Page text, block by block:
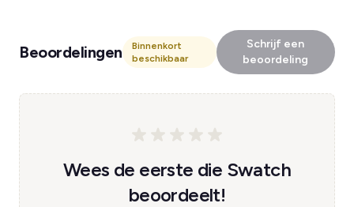
Beoordelingen
Binnenkort
beschikbaar
Schrijf een
beoordeling
Wees de eerste die Swatch
beoordeelt!